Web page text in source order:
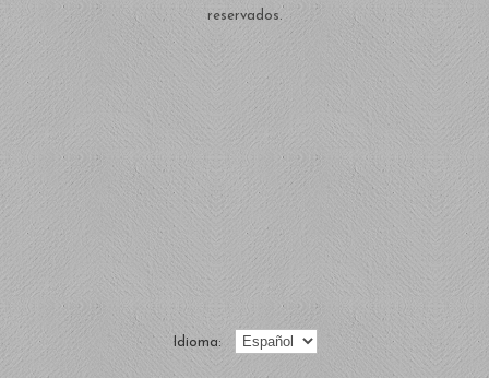
Idioma:
reservados.